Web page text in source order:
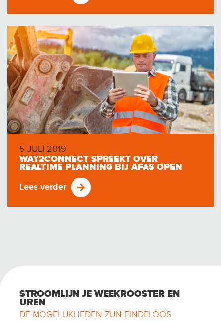
5 JULI 2019
WAY2CONNECT SPREEKT OVER
REALTIME PLANNING BIJ AFAS OPEN
Lees verder
STROOMLIJN JE WEEKROOSTER EN
UREN
DE MOGELIJKHEDEN ZIJN EINDELOOS